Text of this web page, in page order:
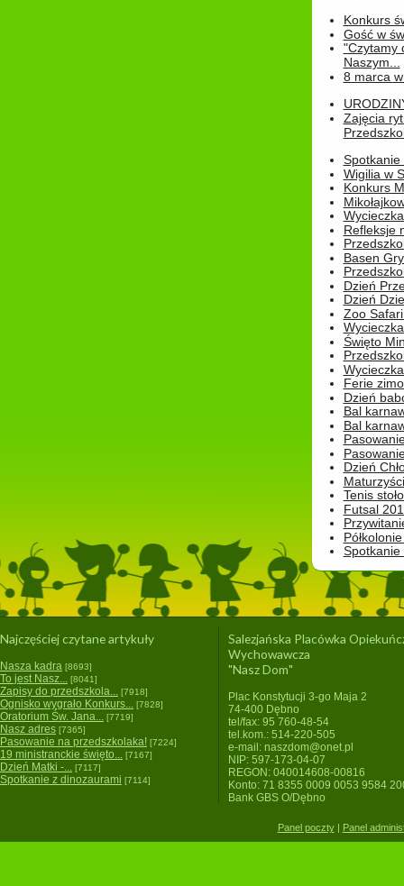
Konkurs
Gość w
"Czytamy
Naszym...
8 marca
Zajęcia
Spotkanie
Wigilia w
Konkurs
Refleksje
Basen
Dzień
Dzień
Zoo
Święto
Ferie
Dzień
Bal
Bal
Dzień
Tenis
Futsal
Najczęściej czytane artykuły
Nasza kadra [8693]
To jest Nasz... [8041]
Zapisy do przedszkola... [7918]
Ognisko wygrało Konkurs... [7828]
Oratorium Św. Jana... [7719]
Nasz adres [7365]
Pasowanie na przedszkolaka! [7224]
19 ministranckie święto... [7167]
Dzień Matki -... [7117]
Spotkanie z dinozaurami [7114]
Salezjańska Placówka
Wychowawcza
"Nasz Dom"
Plac Konstytucji 3-go Maja 2
74-400 Dębno
tel/fax: 95 760-48-54
tel.kom.: 514-220-505
e-mail: naszdom@onet.pl
NIP: 597-173-04-07
REGON: 040014608-00816
Konto: 71 8355 0009 0053 9584
Bank GBS O/Dębno
Panel poczty| Panel